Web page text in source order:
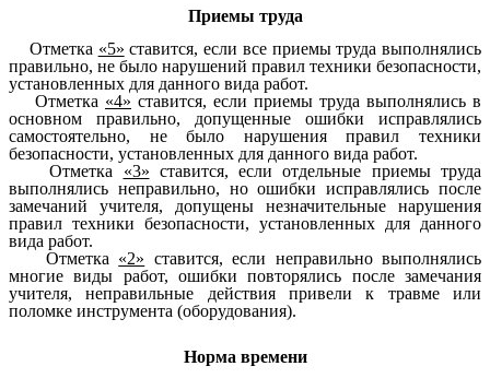
Приемы труда
Отметка «5» ставится, если все приемы труда выполнялись
правильно, не было нарушений правил техники безопасности,
установленных для данного вида работ.
Отметка «4» ставится, если приемы труда выполнялись в
основном правильно, допущенные ошибки исправлялись
самостоятельно, не было нарушения правил техники
безопасности, установленных для данного вида работ.
Отметка «3» ставится, если отдельные приемы труда
выполнялись неправильно, но ошибки исправлялись после
замечаний учителя, допущены незначительные нарушения
правил техники безопасности, установленных для данного
вида работ.
Отметка «2» ставится, если неправильно выполнялись
многие виды работ, ошибки повторялись после замечания
учителя, неправильные действия привели к травме или
поломке инструмента (оборудования).
Норма времени